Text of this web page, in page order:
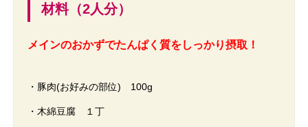
材料（2人分）
メインのおかずでたんぱく質をしっかり摂取！
・豚肉(お好みの部位) 100g
・木綿豆腐 １丁